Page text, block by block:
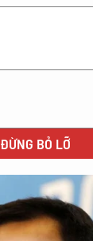
ĐỪNG BỎ LỠ